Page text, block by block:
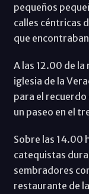
pequeños
calles céntricas
que
A las 12.00 de la
iglesia de la
para el
un paseo en el
Sobre las 14.00
catequistas
sembradores
restaurante de